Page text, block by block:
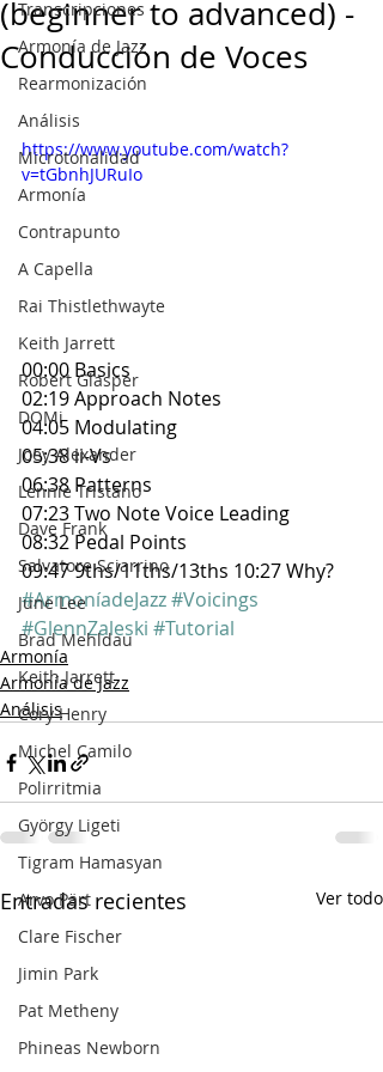
Transcripciones
Armonía de Jazz
Rearmonización
Análisis
Microtonalidad
Armonía
Contrapunto
A Capella
Rai Thistlethwayte
Keith Jarrett
Robert Glasper
DOMi
Joey Alexander
Lennie Tristano
Dave Frank
Salvatore Sciarrino
June Lee
Brad Mehldau
Keith Jarrett
Cory Henry
Michel Camilo
Polirritmia
György Ligeti
Tigram Hamasyan
Arvo Pärt
Clare Fischer
Jimin Park
Pat Metheny
Phineas Newborn
(beginner to advanced) -
Conducción de Voces
https://www.youtube.com/watch?
v=tGbnhJURuIo
00:00 Basics
02:19 Approach Notes
04:05 Modulating
05:38 ii-Vs
06:38 Patterns
07:23 Two Note Voice Leading
08:32 Pedal Points
09:47 9ths/11ths/13ths 10:27 Why?
#ArmoníadeJazz#Voicings
#GlennZaleski #Tutorial
Armonía
Armonía de Jazz
Análisis
Entradas recientes Ver todo